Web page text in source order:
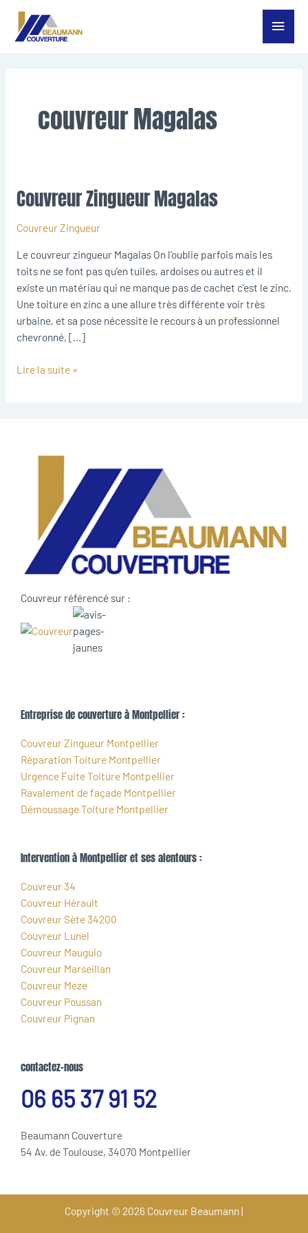
Aller
Menu
couvreur Magalas
Couvreur Zingueur Magalas
Couvreur Zingueur
Le couvreur zingueur Magalas On l’oublie parfois mais les
toits ne se font pas qu’en tuiles, ardoises ou autres et il
existe un matériau qui ne manque pas de cachet c’est le zinc.
Une toiture en zinc a une allure très différente voir très
urbaine, et sa pose nécessite le recours à un professionnel
chevronné, […]
Couvreur
Zingueur
Magalas
Lire la suite »
Couvreur référencé sur :
Entreprise de couverture à Montpellier :
Couvreur Zingueur Montpellier
Réparation Toiture Montpellier
Urgence Fuite Toiture Montpellier
Ravalement de façade Montpellier
Démoussage Toiture Montpellier
Intervention à Montpellier et ses alentours :
Couvreur 34
Couvreur Hérault
Couvreur Sète 34200
Couvreur Lunel
Couvreur Mauguio
Couvreur Marseillan
Couvreur Meze
Couvreur Poussan
Couvreur Pignan
contactez-nous
06 65 37 91 52
Beaumann Couverture
54 Av. de Toulouse, 34070 Montpellier
Copyright © 2026 Couvreur Beaumann |